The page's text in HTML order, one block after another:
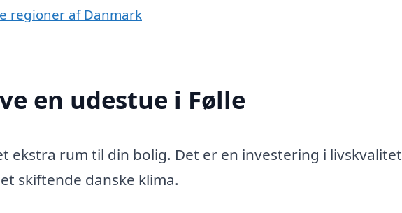
regioner af Danmark
en udestue i Følle
ekstra rum til din bolig. Det er en investering i livskvalitet
skiftende danske klima.